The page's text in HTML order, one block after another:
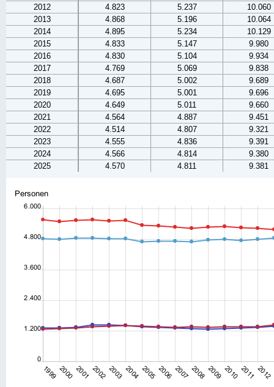
2012
4.823 5.237
10.060
2013
4.868 5.196
10.064
2014
4.895 5.234
10.129
2015
4.833 5.147
9.980
2016
4.830 5.104
9.934
2017
4.769 5.069
9.838
2018
4.687 5.002
9.689
2019
4.695 5.001
9.696
2020
4.649 5.011
9.660
2021
4.564 4.887
9.451
2022
4.514 4.807
9.321
2023
4.555 4.836
9.391
2024
4.566 4.814
9.380
2025
4.570 4.811 9.381